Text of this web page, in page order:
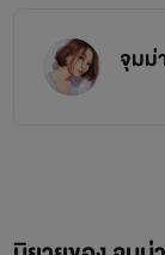
จุมม่